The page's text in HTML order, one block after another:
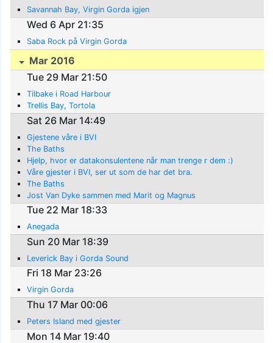
Savannah Bay, Virgin Gorda igjen
Wed 6 Apr 21:35
Saba Rock på Virgin Gorda
Mar 2016
Tue 29 Mar 21:50
Tilbake i Road Harbour
Trellis Bay, Tortola
Sat 26 Mar 14:49
Gjestene våre i BVI
The Baths
Hjelp, hvor er datakonsulentene når man trenge r dem :)
Våre gjester i BVI, ser ut som de har det bra.
The Baths
Jost Van Dyke sammen med Marit og Magnus
Tue 22 Mar 18:33
Anegada
Sun 20 Mar 18:39
Leverick Bay i Gorda Sound
Fri 18 Mar 23:26
Virgin Gorda
Thu 17 Mar 00:06
Peters Island med gjester
Mon 14 Mar 19:40